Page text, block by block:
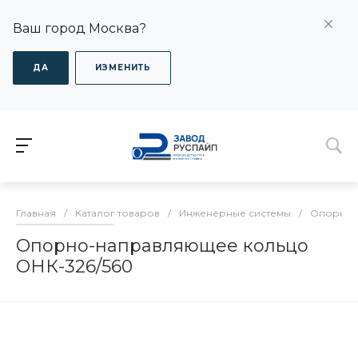
Ваш город Москва?
ДА ИЗМЕНИТЬ
Главная / Каталог товаров / Инженерные системы / Опорно-
Опорно-направляющее кольцо
ОНК-326/560